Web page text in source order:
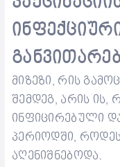
მიზეზი, რის
შემდეგ, არის ის,
ინფიცირებული
პერიოდში,
აღენიშნებოდა.